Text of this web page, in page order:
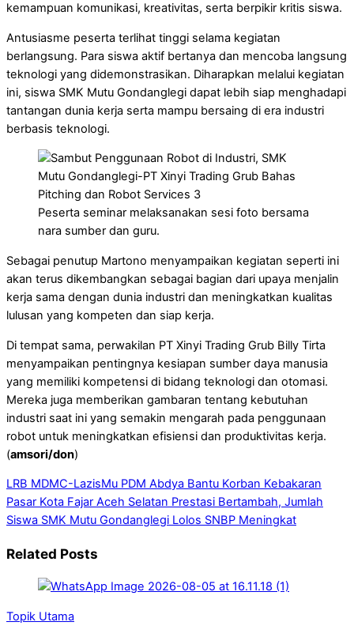
kemampuan komunikasi, kreativitas, serta berpikir kritis siswa.
Antusiasme peserta terlihat tinggi selama kegiatan
berlangsung. Para siswa aktif bertanya dan mencoba langsung
teknologi yang didemonstrasikan. Diharapkan melalui kegiatan
ini, siswa SMK Mutu Gondanglegi dapat lebih siap menghadapi
tantangan dunia kerja serta mampu bersaing di era industri
berbasis teknologi.
Peserta seminar melaksanakan sesi foto bersama
nara sumber dan guru.
Sebagai penutup Martono menyampaikan kegiatan seperti ini
akan terus dikembangkan sebagai bagian dari upaya menjalin
kerja sama dengan dunia industri dan meningkatkan kualitas
lulusan yang kompeten dan siap kerja.
Di tempat sama, perwakilan PT Xinyi Trading Grub Billy Tirta
menyampaikan pentingnya kesiapan sumber daya manusia
yang memiliki kompetensi di bidang teknologi dan otomasi.
Mereka juga memberikan gambaran tentang kebutuhan
industri saat ini yang semakin mengarah pada penggunaan
robot untuk meningkatkan efisiensi dan produktivitas kerja.
(amsori/don)
LRB MDMC-LazisMu PDM Abdya Bantu Korban Kebakaran
Pasar Kota Fajar Aceh Selatan Prestasi Bertambah, Jumlah
Siswa SMK Mutu Gondanglegi Lolos SNBP Meningkat
Related Posts
Topik Utama